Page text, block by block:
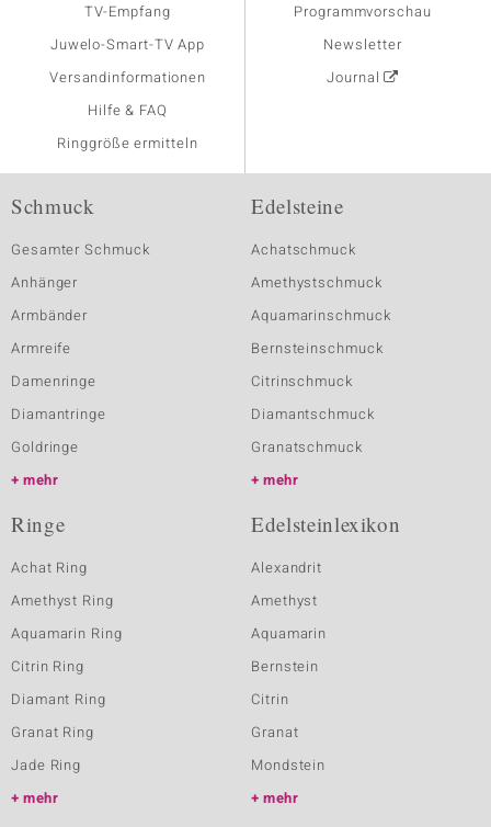
TV-Empfang
Juwelo-Smart-TV App
Versandinformationen
Hilfe & FAQ
Ringgröße ermitteln
Programmvorschau
Newsletter
Journal
Schmuck
Gesamter Schmuck
Anhänger
Armbänder
Armreife
Damenringe
Diamantringe
Goldringe
mehr
Edelsteine
Achatschmuck
Amethystschmuck
Aquamarinschmuck
Bernsteinschmuck
Citrinschmuck
Diamantschmuck
Granatschmuck
mehr
Ringe
Achat Ring
Amethyst Ring
Aquamarin Ring
Citrin Ring
Diamant Ring
Granat Ring
Jade Ring
mehr
Edelsteinlexikon
Alexandrit
Amethyst
Aquamarin
Bernstein
Citrin
Granat
Mondstein
mehr